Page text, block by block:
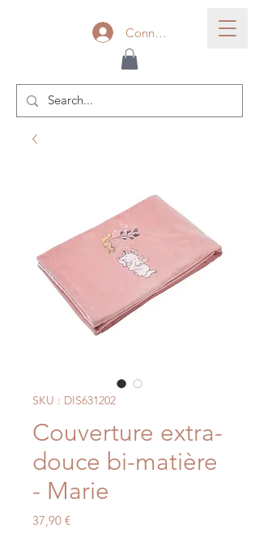
Connexion
SKU : DIS631202
Couverture extra-
douce bi-matière
- Marie
37,90 €Prix